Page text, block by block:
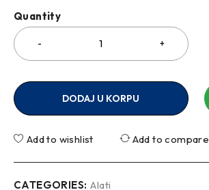
Quantity
DODAJ U KORPU
Add to wishlist Add to compare
CATEGORIES: Alati